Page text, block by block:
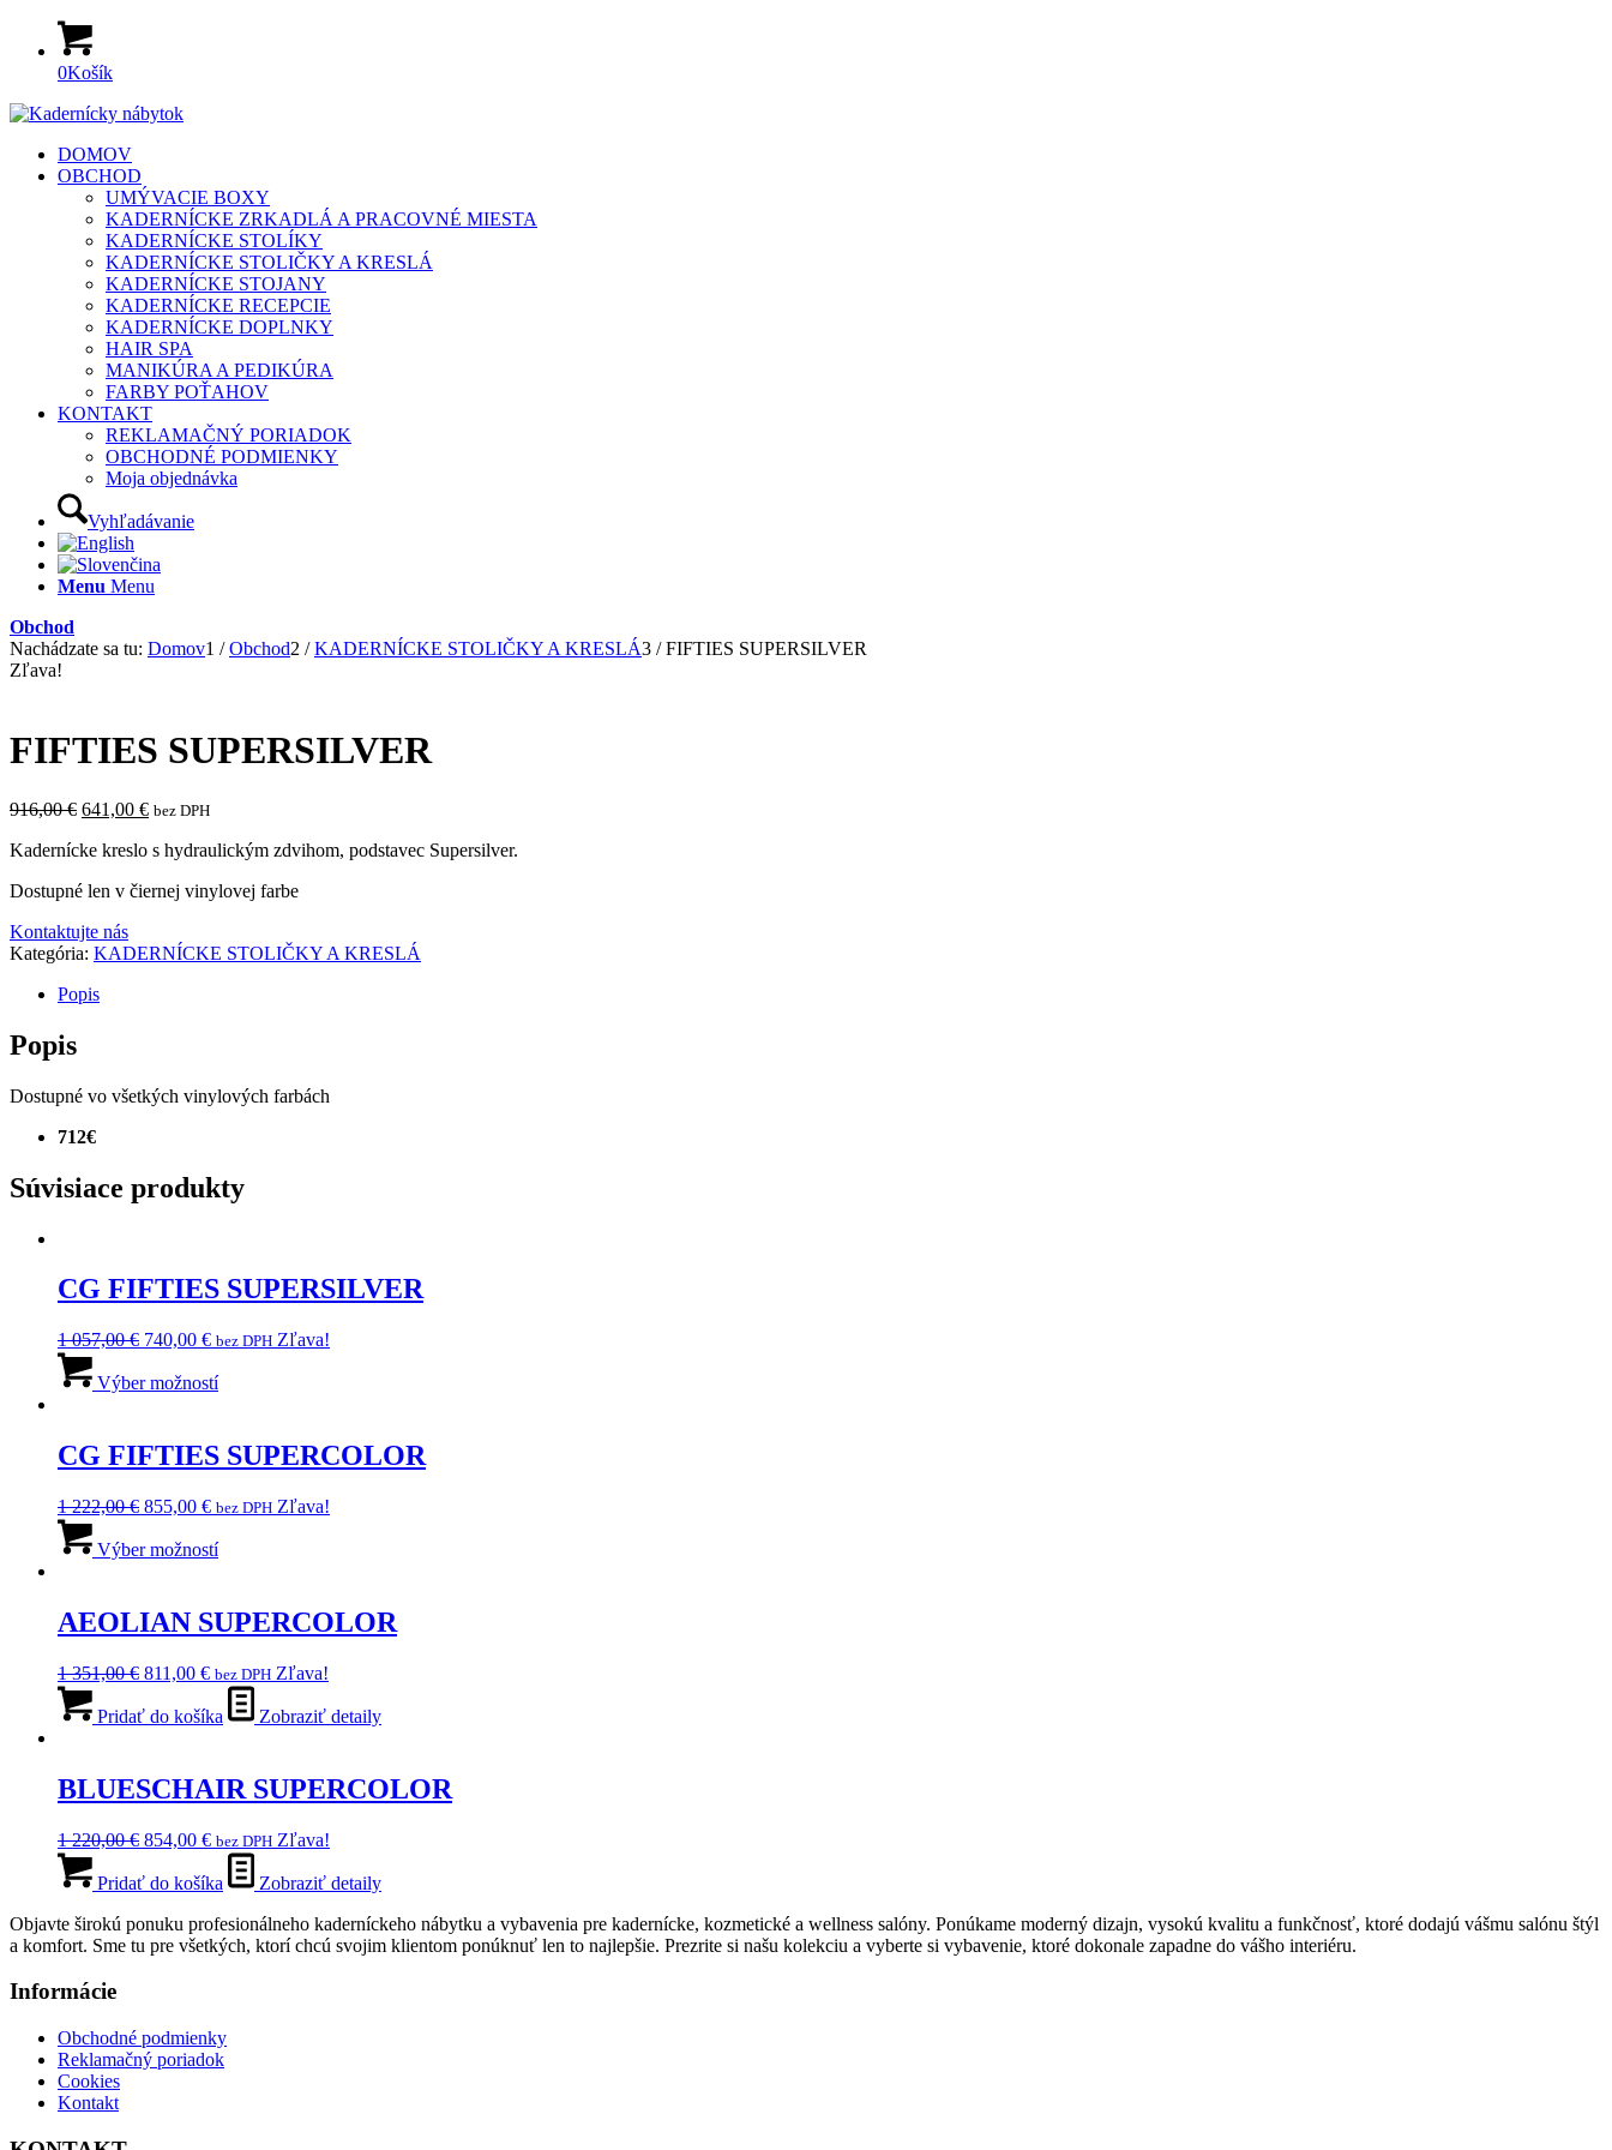
0Košík
DOMOV
OBCHOD
UMÝVACIE BOXY
KADERNÍCKE ZRKADLÁ A PRACOVNÉ MIESTA
KADERNÍCKE STOLÍKY
KADERNÍCKE STOLIČKY A KRESLÁ
KADERNÍCKE STOJANY
KADERNÍCKE RECEPCIE
KADERNÍCKE DOPLNKY
HAIR SPA
MANIKÚRA A PEDIKÚRA
FARBY POŤAHOV
KONTAKT
REKLAMAČNÝ PORIADOK
OBCHODNÉ PODMIENKY
Moja objednávka
Vyhľadávanie
Menu Menu
Obchod
Nachádzate sa tu: Domov1 / Obchod2 / KADERNÍCKE STOLIČKY A KRESLÁ3 / FIFTIES SUPERSILVER
Zľava!
FIFTIES SUPERSILVER
916,00€ Pôvodná
bola:
641,00 €Aktuálna
je:
bez DPH
Kadernícke kreslo s hydraulickým zdvihom, podstavec Supersilver.
Dostupné len v čiernej vinylovej farbe
Kontaktujte nás
Kategória: KADERNÍCKE STOLIČKY A KRESLÁ
Popis
Popis
Dostupné vo všetkých vinylových farbách
712€
Súvisiace produkty
CG FIFTIES SUPERSILVER
1 057,00€ Pôvodná
bola:
740,00 €Aktuálna
je:
bez DPH Zľava!
Výber možnostíprodukt
variantov.
Možnosti
môžete
na
CG FIFTIES SUPERCOLOR
1 222,00€ Pôvodná
bola:
855,00 €Aktuálna
je:
bez DPH Zľava!
Výber možnostíprodukt
variantov.
Možnosti
môžete
vybrať
na
AEOLIAN SUPERCOLOR
1 351,00€ Pôvodná
bola:
811,00 €Aktuálna
cena
je:
bez DPH Zľava!
Pridať do košíka Zobraziť detaily
BLUESCHAIR SUPERCOLOR
1 220,00€ Pôvodná
bola:
220,00 €.
854,00 €Aktuálna
cena
je:
bez DPH Zľava!
Pridať do košíka
Zobraziť detaily
Objavte širokú ponuku profesionálneho kaderníckeho nábytku a vybavenia pre kadernícke, kozmetické a wellness salóny. Ponúkame moderný dizajn, vysokú kvalitu a funkčnosť, ktoré dodajú vášmu salónu štýl
a komfort. Sme tu pre všetkých, ktorí chcú svojim klientom ponúknuť len to najlepšie. Prezrite si našu kolekciu a vyberte si vybavenie, ktoré dokonale zapadne do vášho interiéru.
Informácie
Obchodné podmienky
Reklamačný poriadok
Cookies
Kontakt